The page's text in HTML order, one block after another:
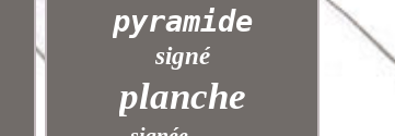
pyramide
signé
planche